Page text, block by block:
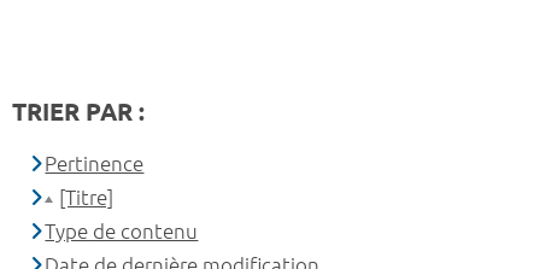
TRIER PAR :
Pertinence
[Titre]
Type de contenu